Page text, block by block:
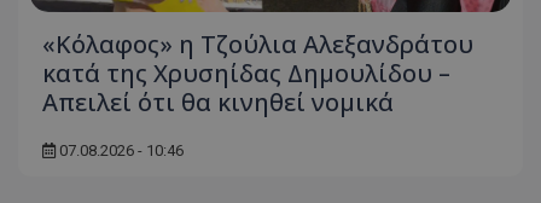
«Κόλαφος» η Τζούλια Αλεξανδράτου
κατά της Χρυσηίδας Δημουλίδου –
Απειλεί ότι θα κινηθεί νομικά
07.08.2026 - 10:46